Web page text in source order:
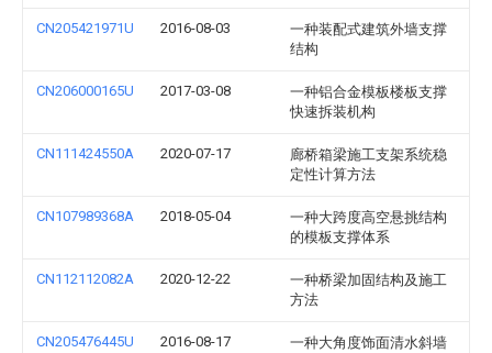
CN205421971U 2016-08-03
一种装配式建筑外墙支撑
结构
CN206000165U 2017-03-08
一种铝合金模板楼板支撑
快速拆装机构
CN111424550A 2020-07-17
廊桥箱梁施工支架系统稳
定性计算方法
CN107989368A 2018-05-04
一种大跨度高空悬挑结构
的模板支撑体系
CN112112082A 2020-12-22
一种桥梁加固结构及施工
方法
CN205476445U 2016-08-17
一种大角度饰面清水斜墙